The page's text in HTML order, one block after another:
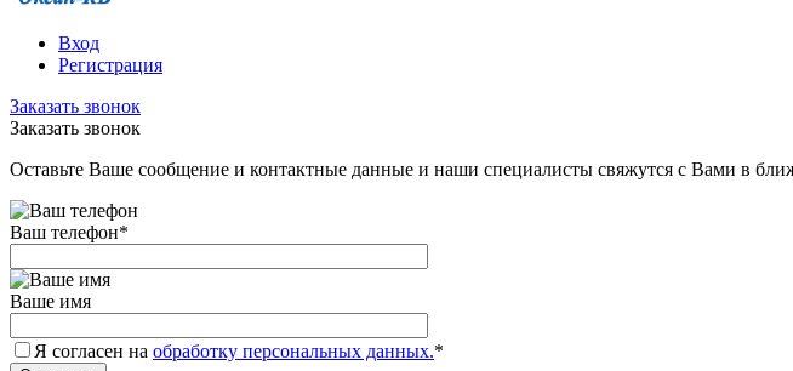
Вход
Регистрация
Заказать звонок
Заказать звонок
Оставьте Ваше сообщение и контактные данные и наши специалисты свяжутся с Вами в
Ваш телефон*
Ваше имя
Я согласен на обработку персональных данных.*